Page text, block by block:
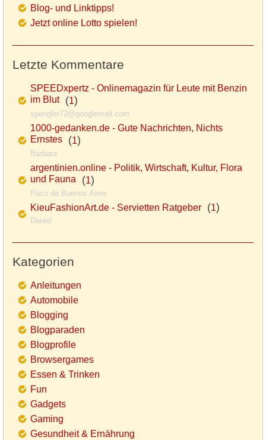
Blog- und Linktipps!
Jetzt online Lotto spielen!
Letzte Kommentare
SPEEDxpertz - Onlinemagazin für Leute mit Benzin
im Blut(1)
spengler72@googlemail.com
1000-gedanken.de - Gute Nachrichten, Nichts
Ernstes (1)
Barbara
argentinien.online - Politik, Wirtschaft, Kultur, Flora
und Fauna (1)
Paco de Buenos Aires
KieuFashionArt.de - Servietten Ratgeber (1)
Daniel
Kategorien
Anleitungen
Automobile
Blogging
Blogparaden
Blogprofile
Browsergames
Essen & Trinken
Fun
Gadgets
Gaming
Gesundheit & Ernährung